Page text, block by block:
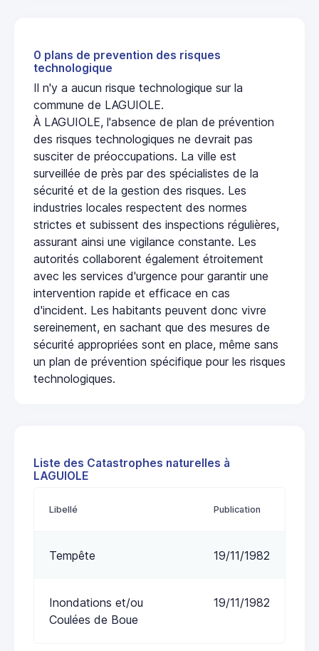
0 plans de prevention des risques
technologique
Il n'y a aucun risque technologique sur la
commune de LAGUIOLE.
À LAGUIOLE, l'absence de plan de prévention
des risques technologiques ne devrait pas
susciter de préoccupations. La ville est
surveillée de près par des spécialistes de la
sécurité et de la gestion des risques. Les
industries locales respectent des normes
strictes et subissent des inspections régulières,
assurant ainsi une vigilance constante. Les
autorités collaborent également étroitement
avec les services d'urgence pour garantir une
intervention rapide et efficace en cas
d'incident. Les habitants peuvent donc vivre
sereinement, en sachant que des mesures de
sécurité appropriées sont en place, même sans
un plan de prévention spécifique pour les risques
technologiques.
Liste des Catastrophes naturelles à
LAGUIOLE
Libellé Publication
Tempête 19/11/1982
Inondations et/ou
Coulées de Boue
19/11/1982